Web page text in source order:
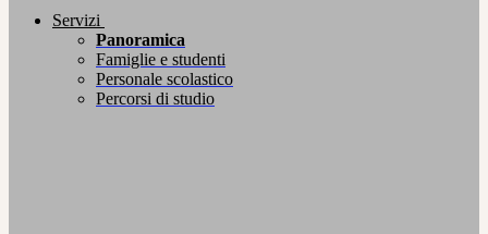
Servizi
Panoramica
Famiglie e studenti
Personale scolastico
Percorsi di studio